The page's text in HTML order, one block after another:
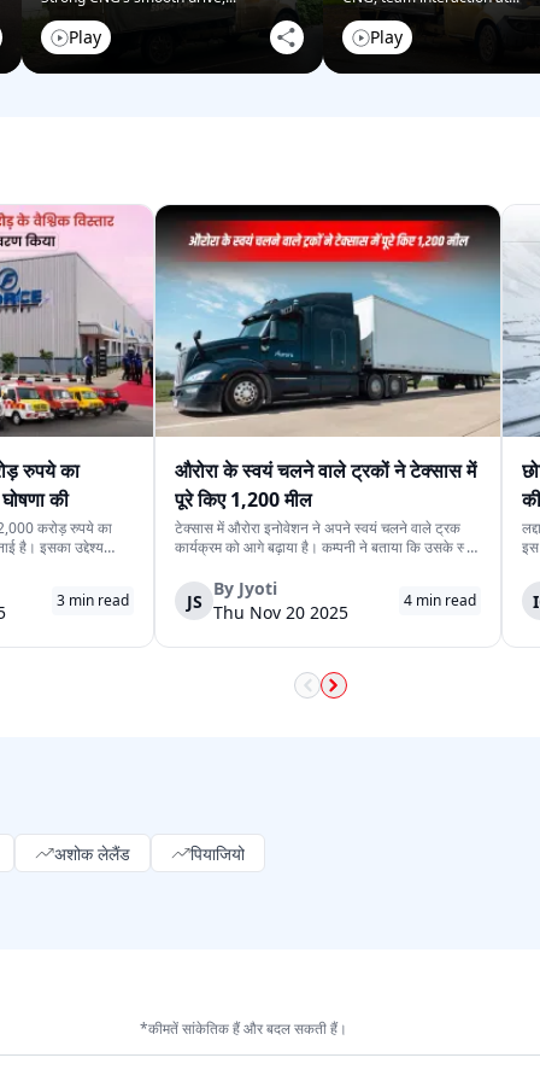
Play Play
रुपये का
की
करोड़ रुपये का
है। इसका उद्देश्य
दो तिमाहियों से ऋण
3 min read
औरोरा के स्वयं चलने वाले ट्रकों ने टेक्सास में
पूरे किए 1,200 मील
टेक्सास में औरोरा इनोवेशन ने अपने स्वयं चलने वाले ट्रक
कार्यक्रम को आगे बढ़ाया है। कम्पनी ने बताया कि उसके स्वयं
की यात्रा बिना चालक के पूरी की। इस दौरान ट्रकों ने
वास्तविक सामान को चुने हुए...
JS
By Jyoti
Thu Nov 20 2025
4 min read
और
अशोक लेलैंड
पियाजियो
*कीमतें सांकेतिक हैं और बदल सकती हैं।